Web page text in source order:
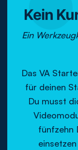
Kein
Ein
Das VA
für deinen
Du musst
fünfzehn